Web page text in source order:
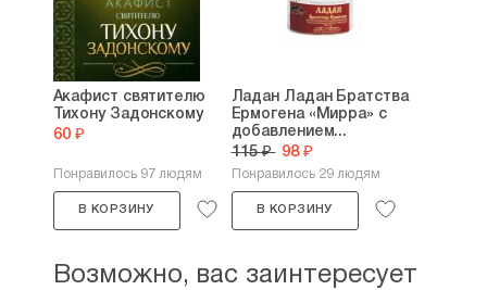
Акафист святителю
Тихону Задонскому
60 ₽
Понравилось 97 людям
В КОРЗИНУ
Ладан Ладан Братства
Ермогена «Мирра» с
добавлением...
115 ₽ 98 ₽
Понравилось 29 людям
В КОРЗИНУ
Возможно, вас заинтересует